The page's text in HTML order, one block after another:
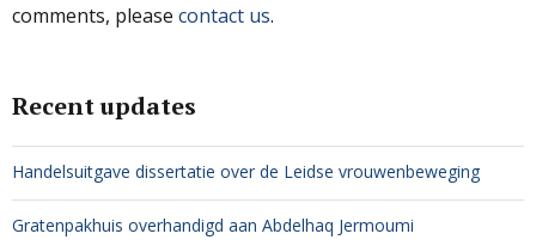
comments, please contact us.
Recent updates
Handelsuitgave dissertatie over de Leidse vrouwenbeweging
Gratenpakhuis overhandigd aan Abdelhaq Jermoumi